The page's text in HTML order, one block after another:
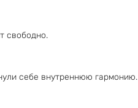
свободно.
себе внутреннюю гармонию.